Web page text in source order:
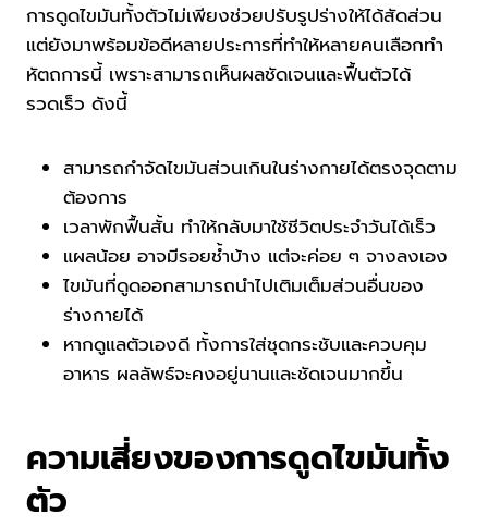
การดูดไขมันทั้งตัวไม่เพียงช่วยปรับรูปร่างให้ได้สัดส่วน
แต่ยังมาพร้อมข้อดีหลายประการที่ทำให้หลายคนเลือกทำ
หัตถการนี้ เพราะสามารถเห็นผลชัดเจนและฟื้นตัวได้
รวดเร็ว ดังนี้
สามารถกำจัดไขมันส่วนเกินในร่างกายได้ตรงจุดตาม
ต้องการ
เวลาพักฟื้นสั้น ทำให้กลับมาใช้ชีวิตประจำวันได้เร็ว
แผลน้อย อาจมีรอยช้ำบ้าง แต่จะค่อย ๆ จางลงเอง
ไขมันที่ดูดออกสามารถนำไปเติมเต็มส่วนอื่นของ
ร่างกายได้
หากดูแลตัวเองดี ทั้งการใส่ชุดกระชับและควบคุม
อาหาร ผลลัพธ์จะคงอยู่นานและชัดเจนมากขึ้น
ความเสี่ยงของการดูดไขมันทั้ง
ตัว